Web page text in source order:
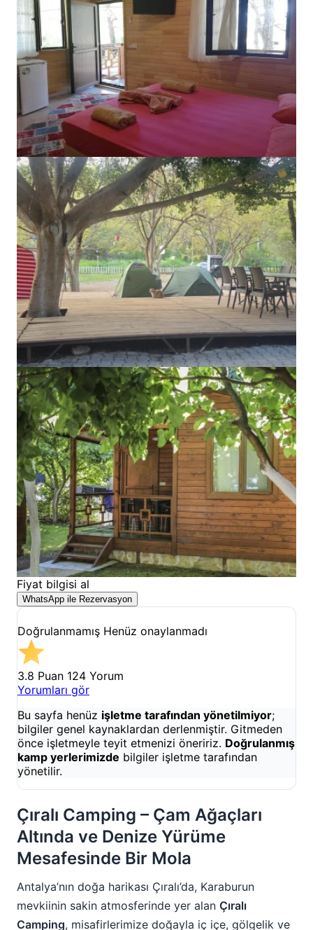
Fiyat bilgisi al
WhatsApp ile Rezervasyon
Doğrulanmamış Henüz onaylanmadı
3.8 Puan 124 Yorum
Yorumları gör
Bu sayfa henüz işletme tarafından yönetilmiyor;
bilgiler genel kaynaklardan derlenmiştir. Gitmeden
önce işletmeyle teyit etmenizi öneririz. Doğrulanmış
kamp yerlerimizde bilgiler işletme tarafından
yönetilir.
Çıralı Camping – Çam Ağaçları
Altında ve Denize Yürüme
Mesafesinde Bir Mola
Antalya’nın doğa harikası Çıralı’da, Karaburun
mevkiinin sakin atmosferinde yer alan Çıralı
Camping, misafirlerimize doğayla iç içe, gölgelik ve